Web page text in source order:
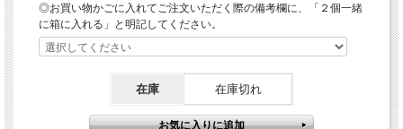
当店では薬品によるコーティングをしておりませんので、電子レンジ・食器洗浄乾
燥機をお使いいただけます。
※電子レンジご使用の際は、レンジ使用中の吹きこぼれや火傷などされませんよう
にお取り扱いにご注意ください。
〇冷たい料理・デザートの場合は器を冷蔵庫に入れておく
萩焼は多孔質であることから吸水性がありますので、事前に器を冷蔵庫に入れてお
きますと器自体が冷たくなり冷たいお料理を一層美味しくお召し上がりいただけま
◎お買い物かごに入れてご注文いただく際の備考欄に、「２個一緒
に箱に入れる」と明記してください。
在庫 在庫切れ